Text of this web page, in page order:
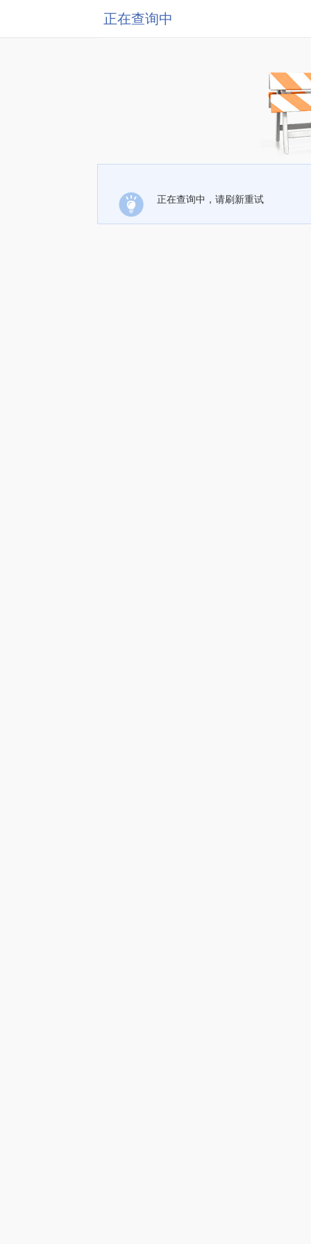
正在查询中
正在查询中，请刷新重试